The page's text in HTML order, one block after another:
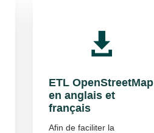

ETL OpenStreetMap
en anglais et
français
Afin de faciliter la